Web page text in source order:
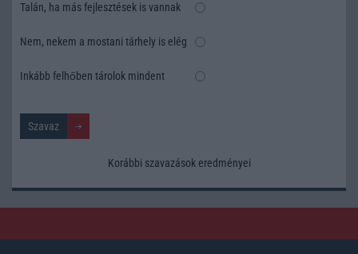
Talán, ha más fejlesztések is vannak
Nem, nekem a mostani tárhely is elég
Inkább felhőben tárolok mindent
Korábbi szavazások eredményei